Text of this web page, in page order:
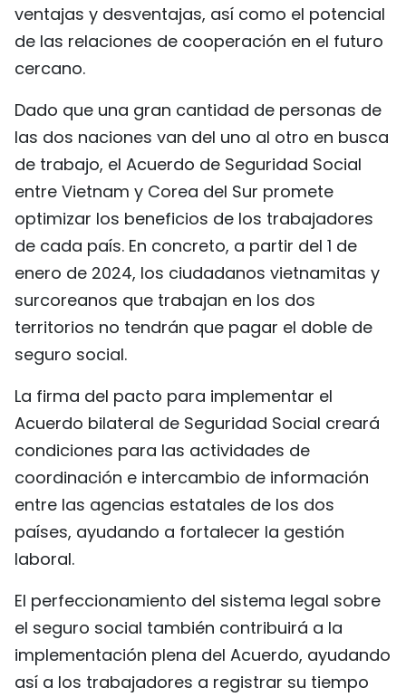
ventajas y desventajas, así como el potencial
de las relaciones de cooperación en el futuro
cercano.
Dado que una gran cantidad de personas de
las dos naciones van del uno al otro en busca
de trabajo, el Acuerdo de Seguridad Social
entre Vietnam y Corea del Sur promete
optimizar los beneficios de los trabajadores
de cada país. En concreto, a partir del 1 de
enero de 2024, los ciudadanos vietnamitas y
surcoreanos que trabajan en los dos
territorios no tendrán que pagar el doble de
seguro social.
La firma del pacto para implementar el
Acuerdo bilateral de Seguridad Social creará
condiciones para las actividades de
coordinación e intercambio de información
entre las agencias estatales de los dos
países, ayudando a fortalecer la gestión
laboral.
El perfeccionamiento del sistema legal sobre
el seguro social también contribuirá a la
implementación plena del Acuerdo, ayudando
así a los trabajadores a registrar su tiempo